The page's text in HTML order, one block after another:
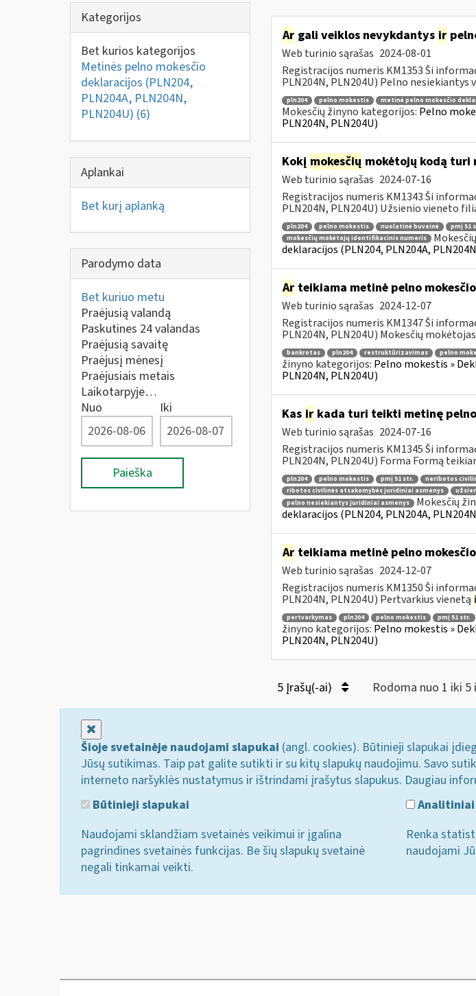
Kategorijos
Bet kurios kategorijos
Metinės pelno mokesčio
deklaracijos (PLN204,
PLN204A, PLN204N,
PLN204U) (6)
Aplankai
Bet kurį aplanką
Parodymo data
Bet kuriuo metu
Praėjusią valandą
Paskutines 24 valandas
Praėjusią savaitę
Praėjusį mėnesį
Praėjusiais metais
Laikotarpyje…
Nuo
Iki
Paieška
Argali veiklos nevykdantys ir
Web turinio sąrašas 2024-08-01
Registracijos numeris KM1353 Ši
PLN204N, PLN204U) Pelno
pln204 pelno mokestis metinė pelno mokesčio
Mokesčių žinyno kategorijos: Pelno
PLN204N, PLN204U)
Kokį mokesčių mokėtojų kodą
Web turinio sąrašas 2024-07-16
Registracijos numeris KM1343 Ši
PLN204N, PLN204U) Užsienio vieneto
pln204 pelno mokestis nuolatinė buveinė pmį 51
mokesčių mokėtojų identifikacinis numeris
deklaracijos (PLN204, PLN204A,
Arteikiama metinė pelno
Web turinio sąrašas 2024-12-07
Registracijos numeris KM1347 Ši
PLN204N, PLN204U) Mokesčių
bankrotas pln204 restruktūrizavimas pelno
žinyno kategorijos: Pelno mokestis »
PLN204N, PLN204U)
Kas irkada turi teikti metinę pelno
Web turinio sąrašas 2024-07-16
Registracijos numeris KM1345 Ši
PLN204N, PLN204U) Forma Formą
pln204 pelno mokestis pmį 51 str. neribotos
ribotos civilinės atsakomybės juridiniai asmenys
pelno nesiekiantys juridiniai asmenys
Mokesčių
deklaracijos (PLN204, PLN204A,
Arteikiama metinė pelno
Web turinio sąrašas 2024-12-07
Registracijos numeris KM1350 Ši
PLN204N, PLN204U) Pertvarkius vienetą
pertvarkymas pln204 pelno mokestis pmį 51 str.
žinyno kategorijos: Pelno mokestis »
PLN204N, PLN204U)
5 Įrašų(-ai) Rodoma nuo 1 iki 5
Šioje svetainėje naudojami slapukai (angl. cookies). Būtinieji slapukai
Jūsų sutikimas. Taip pat galite sutikti ir su kitų slapukų naudojimu. Savo
interneto naršyklės nustatymus ir ištrindami įrašytus slapukus. Daugiau
Būtinieji slapukai
Naudojami sklandžiam svetainės veikimui ir įgalina
pagrindines svetainės funkcijas. Be šių slapukų svetainė
negali tinkamai veikti.
Renka
naudojami